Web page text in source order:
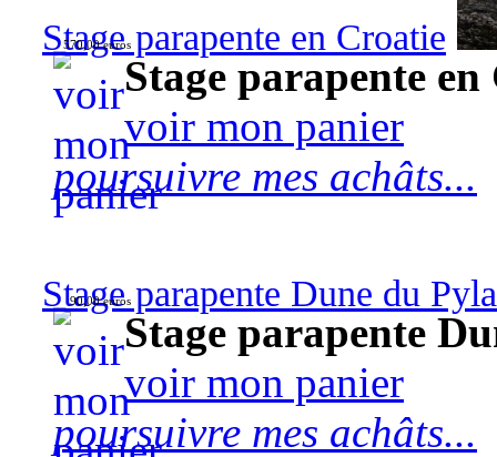
Stage parapente en Croatie
570,00 euros
Stage parapente
voir mon panier
poursuivre mes achâts...
Stage parapente Dune du
90,00 euros
Stage parapente
voir mon panier
poursuivre mes achâts...